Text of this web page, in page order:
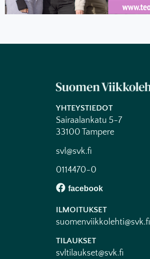
YHTEYSTIEDOT
Sairaalankatu 5-7
33100 Tampere
svl@svk.fi
0114470-0
ILMOITUKSET
suomenviikkolehti@svk.fi
TILAUKSET
svltilaukset@svk.fi